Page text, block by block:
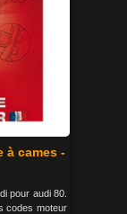
à cames -
pour audi 80.
codes moteur